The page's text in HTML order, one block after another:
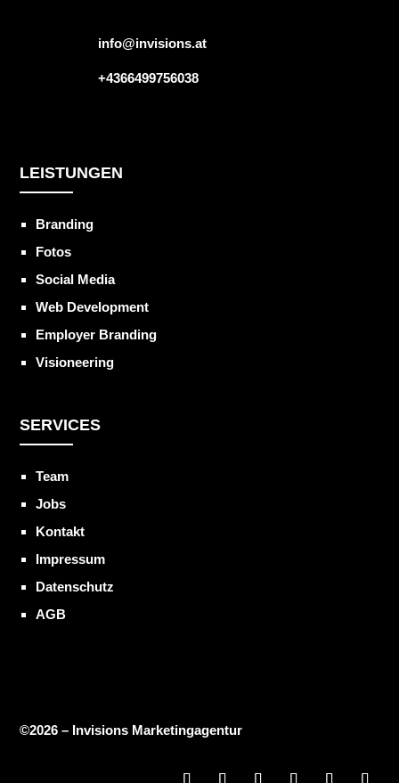
info@invisions.at
+4366499756038
LEISTUNGEN
Branding
Fotos
Social Media
Web Development
Employer Branding
Visioneering
SERVICES
Team
Jobs
Kontakt
Impressum
Datenschutz
AGB
©2026 – Invisions Marketingagentur